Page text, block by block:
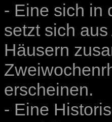
- Eine sich in
setzt sich
Häusern
erscheinen.
- Eine